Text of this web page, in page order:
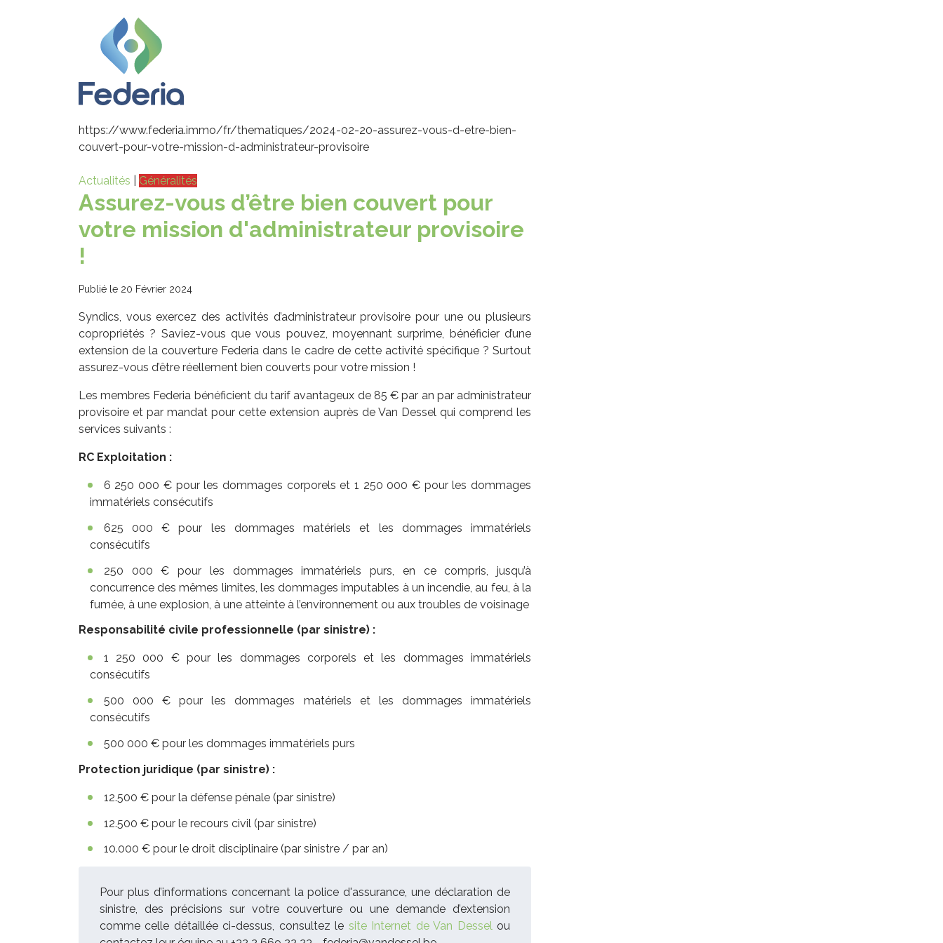
https://www.federia.immo/fr/thematiques/2024-02-20-assurez-vous-d-etre-bien-
couvert-pour-votre-mission-d-administrateur-provisoire
Actualités Généralités
Assurez-vous d’être bien couvert pour
votre mission d'administrateur provisoire
!
Publié le 20 Février 2024
Syndics, vous exercez des activités d’administrateur provisoire pour une ou plusieurs
copropriétés ? Saviez-vous que vous pouvez, moyennant surprime, bénéficier d’une
extension de la couverture Federia dans le cadre de cette activité spécifique ? Surtout
assurez-vous d’être réellement bien couverts pour votre mission !
Les membres Federia bénéficient du tarif avantageux de 85 € par an par administrateur
provisoire et par mandat pour cette extension auprès de Van Dessel qui comprend les
services suivants :
RC Exploitation :
6 250 000 € pour les dommages corporels et 1 250 000 € pour les dommages
immatériels consécutifs
625 000 € pour les dommages matériels et les dommages immatériels
consécutifs
250 000 € pour les dommages immatériels purs, en ce compris, jusqu’à
concurrence des mêmes limites, les dommages imputables à un incendie, au feu, à la
fumée, à une explosion, à une atteinte à l’environnement ou aux troubles de voisinage
Responsabilité civile professionnelle (par sinistre) :
1 250 000 € pour les dommages corporels et les dommages immatériels
consécutifs
500 000 € pour les dommages matériels et les dommages immatériels
consécutifs
500 000 € pour les dommages immatériels purs
Protection juridique (par sinistre) :
12.500 € pour la défense pénale (par sinistre)
12.500 € pour le recours civil (par sinistre)
10.000 € pour le droit disciplinaire (par sinistre / par an)
Pour plus d’informations concernant la police d'assurance, une déclaration de
sinistre, des précisions sur votre couverture ou une demande d’extension
comme celle détaillée ci-dessus, consultez le site Internet de Van Desselou